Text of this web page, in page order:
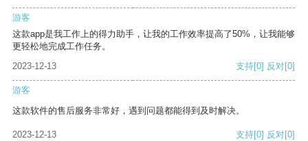
游客
这款app是我工作上的得力助手，让我的工作效率提高了50%，让我能够
更轻松地完成工作任务。
2023-12-13
支持[0] 反对[0]
游客
这款软件的售后服务非常好，遇到问题都能得到及时解决。
2023-12-13 支持[0] 反对[0]